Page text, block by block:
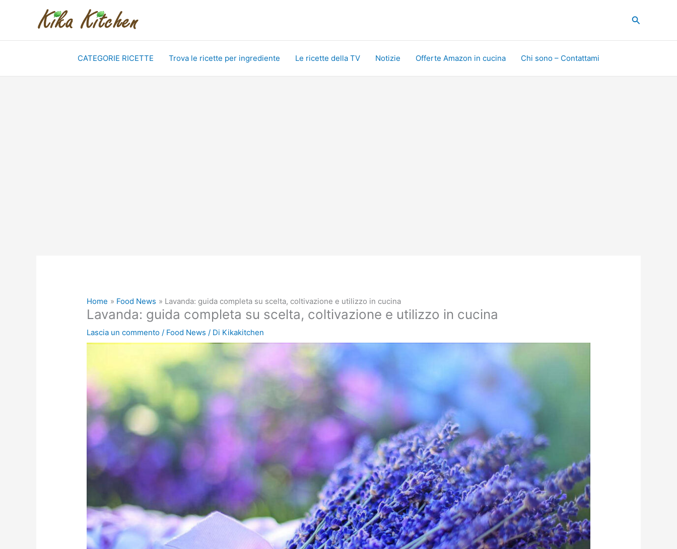
Cerca
CATEGORIE RICETTE Trova le ricette per ingrediente Le ricette della TV Notizie Offerte Amazon in cucina Chi sono – Contattami
Home Food News Lavanda: guida completa su scelta, coltivazione e utilizzo in cucina
Lavanda: guida completa su scelta, coltivazione e utilizzo in cucina
Lascia un commento / Food News / Di Kikakitchen